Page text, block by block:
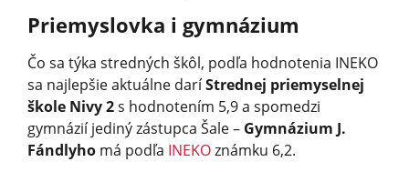
Priemyslovka i gymnázium
Čo sa týka stredných škôl, podľa hodnotenia INEKO
sa najlepšie aktuálne daríStrednej priemyselnej
škole Nivy 2s hodnotením 5,9 a spomedzi
gymnázií jediný zástupca Šale – Gymnázium J.
Fándlyho má podľa INEKOznámku 6,2.